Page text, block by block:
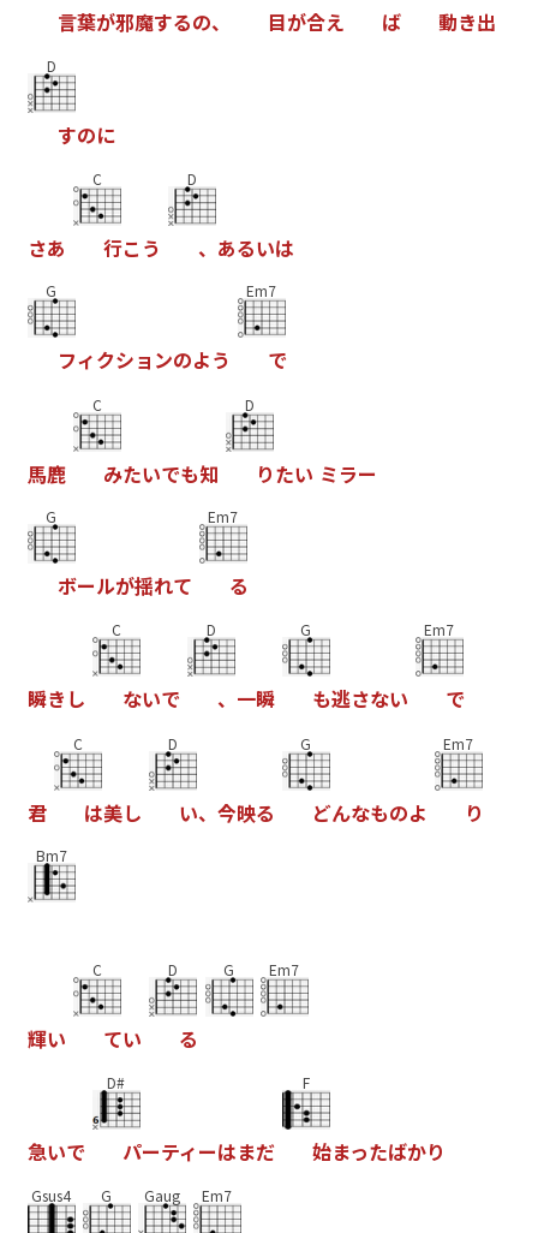
言葉が邪魔するの、 目が合え ば 動き出
D
すのに
さあ
C
行こ う
D
、 あるいは
G
フィクショ ンのよう
Em7
で
馬鹿
C
みたいでも知
D
りたい ミラー
G
ボールが揺れて
Em7
る
瞬き し
C
ないで
D
、 一瞬
G
も逃さない
Em7
で
君
C
は美し
D
い、 今映る
G
どんなものよ
Em7
り
Bm7
輝い
C
てい
D
る
G Em7
急いで
D#
パーティーはまだ
F
始まったばかり
Gsus4 G Gaug Em7